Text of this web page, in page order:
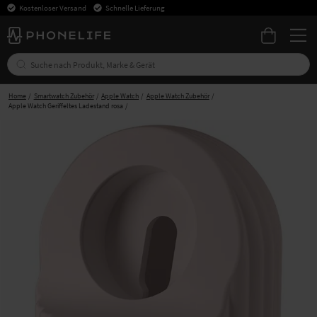
Kostenloser Versand Schnelle Lieferung
Home Smartwatch Zubehör Apple Watch
Apple Watch Zubehör
Apple Watch Geriffeltes Ladestand rosa